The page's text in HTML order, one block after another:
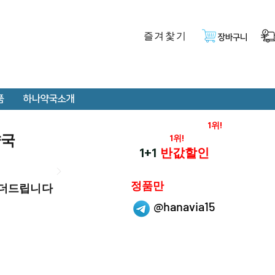
즐겨찿기 장바구니
하나약국소개
드립니다
@hanavia15
1위!
1위!
1+1 반값할인
정품만